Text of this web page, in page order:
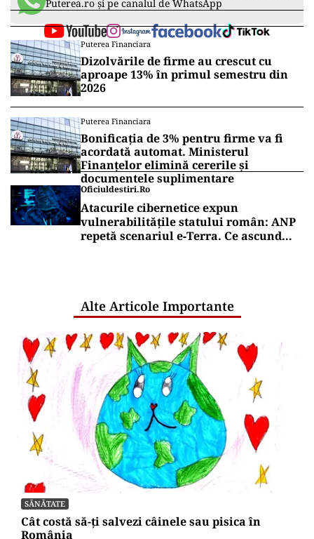
Ministrul Sănătăţii, Jan Blatny, a risipit orice
îndoială cu prilejul unei dezbateri care a avut
loc vineri seara.
„Nu este vorba de o greşeală: obiectivul este
acela că nu vom mai face plimbări prin pieţele
de Crăciun sau pe străzi cu căni de cafea sau
mâncare în mână”, a precizat ministrul
Sănătăţii.
Vrei să fii mereu la curent cu toate știrile? Urmărește
Puterea.ro și pe canalul de WhatsApp
Bonificația de 3% pentru firme va fi
acordată automat. Ministerul
Finanțelor elimină cererile și
documentele suplimentare
Oficiuldestiri.ro
Atacurile cibernetice expun
vulnerabilitățile statului român: ANP
repetă scenariul e‑Terra. Ce ascund
comunicările oficiale și cine răspunde
pentru mentenanța IT a instituțiilor
publice
Alte Articole Importante